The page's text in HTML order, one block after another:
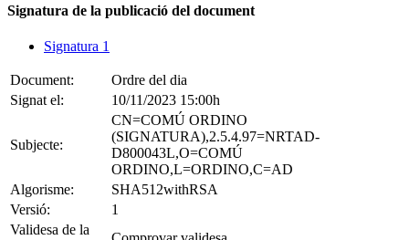
Signatura de la publicació del document
Signatura 1
Document:
Ordre del dia
Signat el:
10/11/2023 15:00h
Subjecte:
CN=COMÚ ORDINO
(SIGNATURA),2.5.4.97=NRTAD-
D800043L,O=COMÚ
ORDINO,L=ORDINO,C=AD
Algorisme:
SHA512withRSA
Versió:
1
Validesa de la